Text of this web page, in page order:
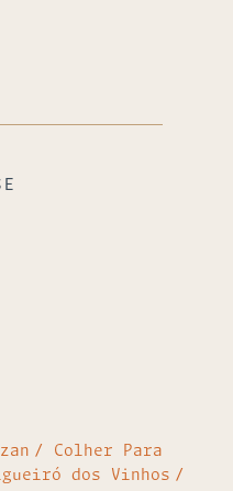
Colher Para
dos Vinhos